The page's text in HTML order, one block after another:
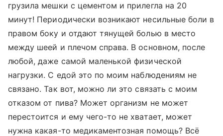
грузила мешки с цементом и прилегла на 20
минут! Периодически возникают несильные боли в
правом боку и отдают тянущей болью в место
между шеей и плечом справа. В основном, после
любой, даже самой маленькой физической
нагрузки. С едой это по моим наблюдениям не
связано. Так вот, можно ли это связать с моим
отказом от пива? Может организм не может
перестоится и ему чего-то не хватает, может
нужна какая-то медикаментозная помощь? Всё